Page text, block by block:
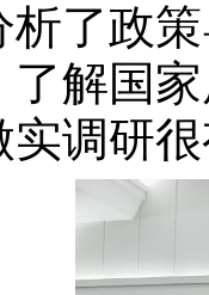
析了政
了解国
实调研